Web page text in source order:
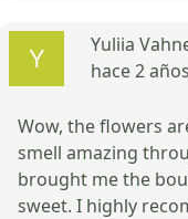
Yuliia
hace 2
Wow, the flowers
smell amazing
brought me the
sweet. I highly